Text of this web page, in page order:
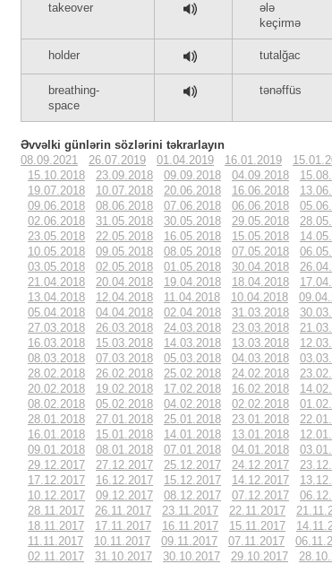
takeover
ələ
keçirmə
holder tutalğac
breathing-
space
tənəffüs
Əvvəlki günlərin sözlərini təkrarlayın
08.09.2021
26.07.2019 01.04.2019 16.01.2019
15.10.2018
23.09.2018 09.09.2018 04.09.2018
19.07.2018
10.07.2018 20.06.2018 16.06.2018
09.06.2018
08.06.2018 07.06.2018 06.06.2018
02.06.2018
31.05.2018 30.05.2018 29.05.2018
23.05.2018
22.05.2018 16.05.2018 15.05.2018
10.05.2018
09.05.2018 08.05.2018 07.05.2018
03.05.2018
02.05.2018 01.05.2018 30.04.2018
21.04.2018
20.04.2018 19.04.2018 18.04.2018
13.04.2018
12.04.2018 11.04.2018 10.04.2018
05.04.2018
04.04.2018 02.04.2018 31.03.2018
27.03.2018
26.03.2018 24.03.2018 23.03.2018
16.03.2018
15.03.2018 14.03.2018 13.03.2018
08.03.2018
07.03.2018 05.03.2018 04.03.2018
28.02.2018
26.02.2018 25.02.2018 24.02.2018
20.02.2018
19.02.2018 17.02.2018 16.02.2018
08.02.2018
05.02.2018 04.02.2018 02.02.2018
28.01.2018
27.01.2018 25.01.2018 23.01.2018
16.01.2018
15.01.2018 14.01.2018 13.01.2018
09.01.2018
08.01.2018 07.01.2018 04.01.2018
29.12.2017
27.12.2017 25.12.2017 24.12.2017
17.12.2017
16.12.2017 15.12.2017 14.12.2017
10.12.2017
09.12.2017 08.12.2017 07.12.2017
28.11.2017
26.11.2017 23.11.2017 22.11.2017
18.11.2017
17.11.2017 16.11.2017 15.11.2017
11.11.2017
10.11.2017 09.11.2017 07.11.2017
02.11.2017
31.10.2017 30.10.2017 29.10.2017